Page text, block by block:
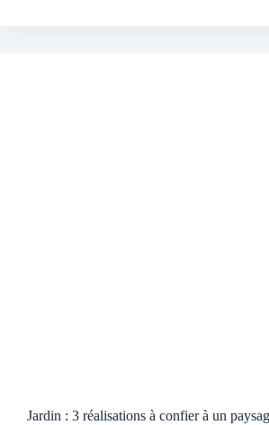
Jardin : 3 réalisations à confier à un